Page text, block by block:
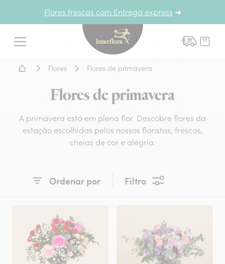
Flores frescas com Entrega express ➜
Menu
Interflora - entrega de
Home - Entrega de flores
Flores Flores de primavera
Flores de primavera
A primavera está em plena flor. Descobre flores da
estação escolhidas pelos nossos floristas, frescas,
cheias de cor e alegria.
Ordenar por Filtro